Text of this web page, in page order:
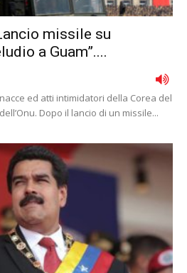
missile su
a Guam”....
ed atti intimidatori della Corea del
Dopo il lancio di un missile...